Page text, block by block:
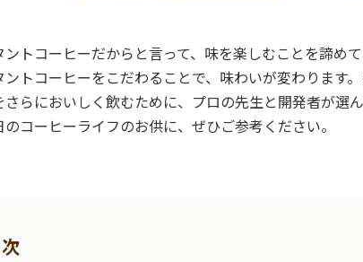
ントコーヒーだからと言って、味を楽しむことを諦め
ントコーヒーをこだわることで、味わいが変わります
さらにおいしく飲むために、プロの先生と開発者が選
コーヒーライフのお供に、ぜひご参考ください。